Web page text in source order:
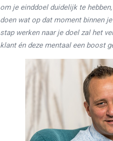
om je einddoel duidelijk te
doen wat op dat moment binnen
stap werken naar je doel zal het
klant én deze mentaal een boost